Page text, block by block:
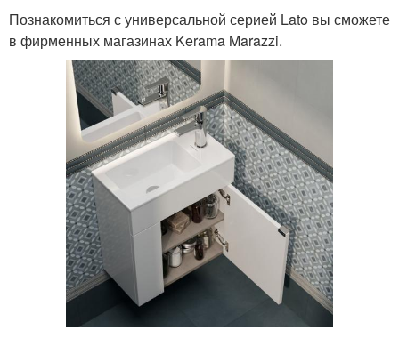
Познакомиться с универсальной серией Lato вы сможете
в фирменных магазинах Kerama Marazzi.